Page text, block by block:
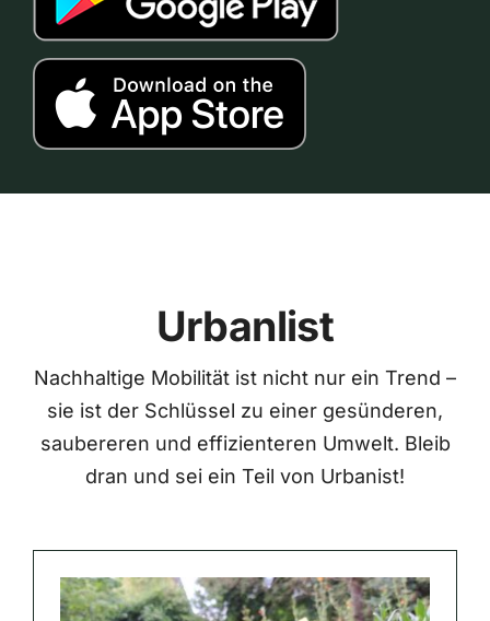
Urbanlist
Nachhaltige Mobilität ist nicht nur ein Trend –
sie ist der Schlüssel zu einer gesünderen,
saubereren und effizienteren Umwelt. Bleib
dran und sei ein Teil von Urbanist!